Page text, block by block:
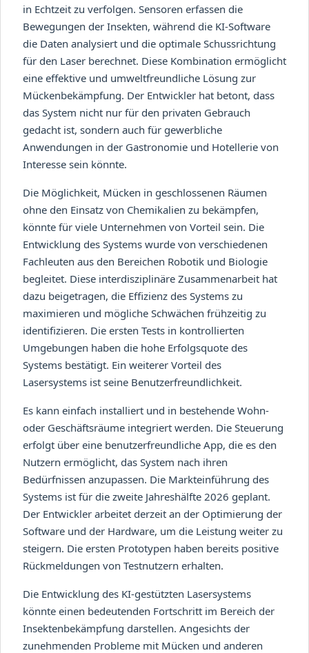
in Echtzeit zu verfolgen. Sensoren erfassen die
Bewegungen der Insekten, während die KI-Software
die Daten analysiert und die optimale Schussrichtung
für den Laser berechnet. Diese Kombination ermöglicht
eine effektive und umweltfreundliche Lösung zur
Mückenbekämpfung. Der Entwickler hat betont, dass
das System nicht nur für den privaten Gebrauch
gedacht ist, sondern auch für gewerbliche
Anwendungen in der Gastronomie und Hotellerie von
Interesse sein könnte.
Die Möglichkeit, Mücken in geschlossenen Räumen
ohne den Einsatz von Chemikalien zu bekämpfen,
könnte für viele Unternehmen von Vorteil sein. Die
Entwicklung des Systems wurde von verschiedenen
Fachleuten aus den Bereichen Robotik und Biologie
begleitet. Diese interdisziplinäre Zusammenarbeit hat
dazu beigetragen, die Effizienz des Systems zu
maximieren und mögliche Schwächen frühzeitig zu
identifizieren. Die ersten Tests in kontrollierten
Umgebungen haben die hohe Erfolgsquote des
Systems bestätigt. Ein weiterer Vorteil des
Lasersystems ist seine Benutzerfreundlichkeit.
Es kann einfach installiert und in bestehende Wohn-
oder Geschäftsräume integriert werden. Die Steuerung
erfolgt über eine benutzerfreundliche App, die es den
Nutzern ermöglicht, das System nach ihren
Bedürfnissen anzupassen. Die Markteinführung des
Systems ist für die zweite Jahreshälfte 2026 geplant.
Der Entwickler arbeitet derzeit an der Optimierung der
Software und der Hardware, um die Leistung weiter zu
steigern. Die ersten Prototypen haben bereits positive
Rückmeldungen von Testnutzern erhalten.
Die Entwicklung des KI-gestützten Lasersystems
könnte einen bedeutenden Fortschritt im Bereich der
Insektenbekämpfung darstellen. Angesichts der
zunehmenden Probleme mit Mücken und anderen